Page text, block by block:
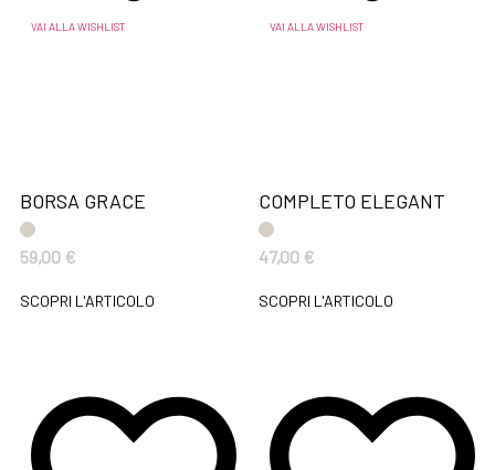
VAI ALLA WISHLIST
BORSA GRACE
59,00 €
SCOPRI L'ARTICOLO
VAI ALLA WISHLIST
COMPLETO ELEGANT
47,00 €
SCOPRI L'ARTICOLO